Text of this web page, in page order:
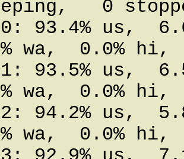
0
93.4% us,
wa, 0.0% hi,
93.5% us,
wa, 0.0% hi,
94.2% us,
wa, 0.0% hi,